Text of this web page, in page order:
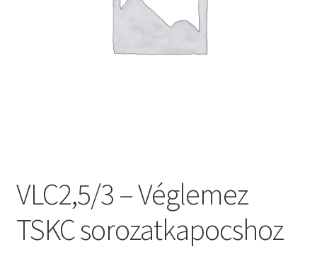
VLC2,5/3 – Véglemez
TSKC sorozatkapocshoz